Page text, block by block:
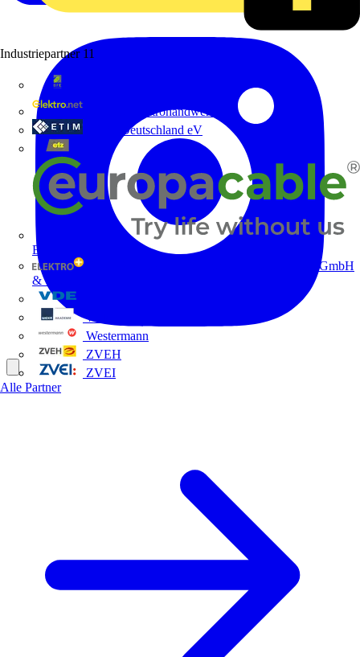
Industriepartner 11
de - das Elektrohandwerk
ETIM Deutschland eV
Europacable
GED Gesellschaft für Energiedienstleistung - GmbH
& Co. KG
Weka
Westermann
ZVEH
ZVEI
Alle Partner